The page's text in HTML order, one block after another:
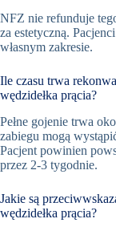
NFZ nie refunduje
za estetyczną.
własnym zakresie.
Ile czasu trwa
wędzidełka prącia?
Pełne gojenie trwa
zabiegu mogą
Pacjent powinien
przez 2-3 tygodnie.
Jakie są
wędzidełka prącia?